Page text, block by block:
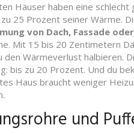
Häuser haben eine
25 Prozent seiner Wärme.
von Dach, Fassade
Mit 15 bis 20 Zentimetern
den Wärmeverlust halbieren.
bis zu 20 Prozent. Und du
Haus braucht weniger
und